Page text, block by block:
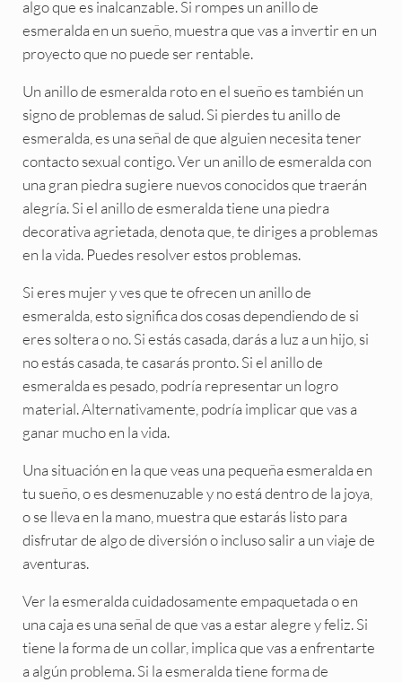
algo que es inalcanzable. Si rompes un anillo de
esmeralda en un sueño, muestra que vas a invertir en un
proyecto que no puede ser rentable.
Un anillo de esmeralda roto en el sueño es también un
signo de problemas de salud. Si pierdes tu anillo de
esmeralda, es una señal de que alguien necesita tener
contacto sexual contigo. Ver un anillo de esmeralda con
una gran piedra sugiere nuevos conocidos que traerán
alegría. Si el anillo de esmeralda tiene una piedra
decorativa agrietada, denota que, te diriges a problemas
en la vida. Puedes resolver estos problemas.
Si eres mujer y ves que te ofrecen un anillo de
esmeralda, esto significa dos cosas dependiendo de si
eres soltera o no. Si estás casada, darás a luz a un hijo, si
no estás casada, te casarás pronto. Si el anillo de
esmeralda es pesado, podría representar un logro
material. Alternativamente, podría implicar que vas a
ganar mucho en la vida.
Una situación en la que veas una pequeña esmeralda en
tu sueño, o es desmenuzable y no está dentro de la joya,
o se lleva en la mano, muestra que estarás listo para
disfrutar de algo de diversión o incluso salir a un viaje de
aventuras.
Ver la esmeralda cuidadosamente empaquetada o en
una caja es una señal de que vas a estar alegre y feliz. Si
tiene la forma de un collar, implica que vas a enfrentarte
a algún problema. Si la esmeralda tiene forma de